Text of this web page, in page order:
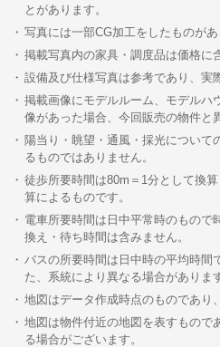
とがあります。
写真には一部CG加工をしたものがあ
掲載写真内の家具・調度品は価格に
設備及び仕様写真は参考であり、実
掲載画像にモデルルーム、モデルハ
像があった場合、今回販売の物件と
陽当り・眺望・通風・採光について
るものではありません。
徒歩所要時間は80m＝1分として換
算によるものです。
電車所要時間は日中平常時のもので
換え・待ち時間は含みません。
バスの所要時間は日中時の平均時間
た、系統により異なる場合がありま
地図はデータ作成時点のものであり
地図は物件付近の地図を表すもので
る場合がございます。